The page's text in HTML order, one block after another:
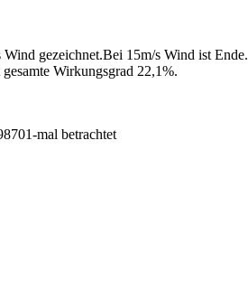
gezeichnet.Bei 15m/s Wind ist Ende.
Wirkungsgrad 22,1%.
mal betrachtet